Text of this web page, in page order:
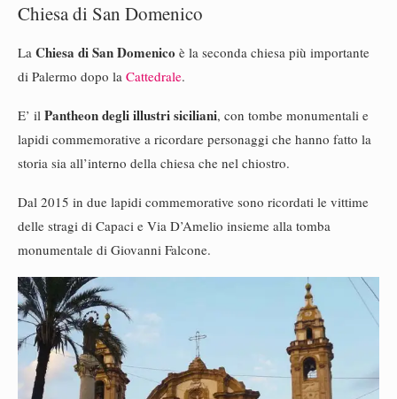
Chiesa di San Domenico
La Chiesa di San Domenico è la seconda chiesa più importante
di Palermo dopo la Cattedrale.
E’ il Pantheon degli illustri siciliani, con tombe monumentali e
lapidi commemorative a ricordare personaggi che hanno fatto la
storia sia all’interno della chiesa che nel chiostro.
Dal 2015 in due lapidi commemorative sono ricordati le vittime
delle stragi di Capaci e Via D’Amelio insieme alla tomba
monumentale di Giovanni Falcone.